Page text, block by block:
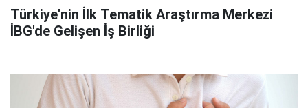
Türkiye'nin İlk Tematik Araştırma Merkezi
İBG'de Gelişen İş Birliği